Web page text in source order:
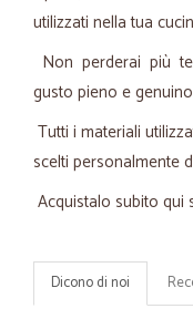
utilizzati nella tua
Non perderai più
gusto pieno e
Tutti i materiali
scelti personalmente
Acquistalo subito qui
Dicono di noi